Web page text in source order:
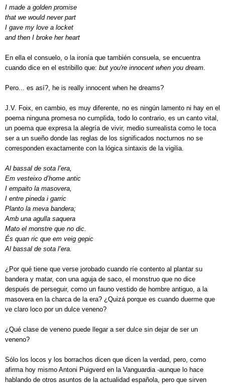
I made a golden promise
that we would never part
I gave my love a locket
and then I broke her heart
En ella el consuelo, o la ironía que también consuela, se encuentra
cuando dice en el estribillo que: but you're innocent when you dream
Pero... es así?, he is really innocent when he dreams?
J.V. Foix, en cambio, es muy diferente, no es ningún lamento ni hay en el
poema ninguna promesa no cumplida, todo lo contrario, es un canto vital,
un poema que expresa la alegría de vivir, medio surrealista como le toca
ser a un sueño donde las reglas de los significados nocturnos no se
corresponden exactamente con la lógica sintaxis de la vigilia.
Al bassal de sota l’era,
Em vesteixo d’home antic
I empaito la masovera,
I entre pineda i garric
Planto la meva bandera;
Amb una agulla saquera
Mato el monstre que no dic.
És quan ric que em veig gepic
Al bassal de sota l’era.
¿Por qué tiene que verse jorobado cuando ríe contento al plantar su
bandera y matar, con una aguja de saco, el monstruo que no dice
después de perseguir, como un fauno vestido de hombre antiguo, a la
masovera en la charca de la era? ¿Quizá porque es cuando duerme que
ve claro loco por un dulce veneno?
¿Qué clase de veneno puede llegar a ser dulce sin dejar de ser un
veneno?
Sólo los locos y los borrachos dicen que dicen la verdad, pero, como
afirma hoy mismo Antoni Puigverd en la Vanguardia -aunque lo hace
hablando de otros asuntos de la actualidad española, pero que sirven